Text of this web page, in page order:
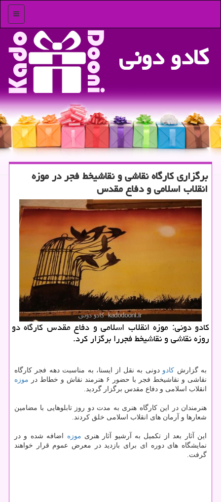
منو
كادو دونی
برگزاری كارگاه نقاشی و نقاشیخط فجر در موزه
انقلاب اسلامی و دفاع مقدس
كادو دونی: موزه انقلاب اسلامی و دفاع مقدس كارگاه دو
روزه نقاشی و نقاشیخط فجررا برگزار كرد.
به گزارش كادو دونی به نقل از ایسنا، به مناسبت دهه فجر كارگاه
نقاشی و نقاشیخط فجر با حضور ۶ هنرمند نقاش و خطاط در
موزه
انقلاب اسلامی و دفاع مقدس برگزار گردید.
هنرمندان در این كارگاه هنری به مدت دو روز تابلوهایی با مضامین
شعارها و آرمان های انقلاب اسلامی خلق كردند.
این آثار بعد از تكمیل به آرشیو آثار هنری موزه اضافه شده و در
نمایشگاه های دوره ای برای بازدید در معرض عموم قرار خواهند
گرفت.